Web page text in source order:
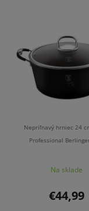
Nepriľnavý hrniec 24
Professional
Na sklade
€44,99